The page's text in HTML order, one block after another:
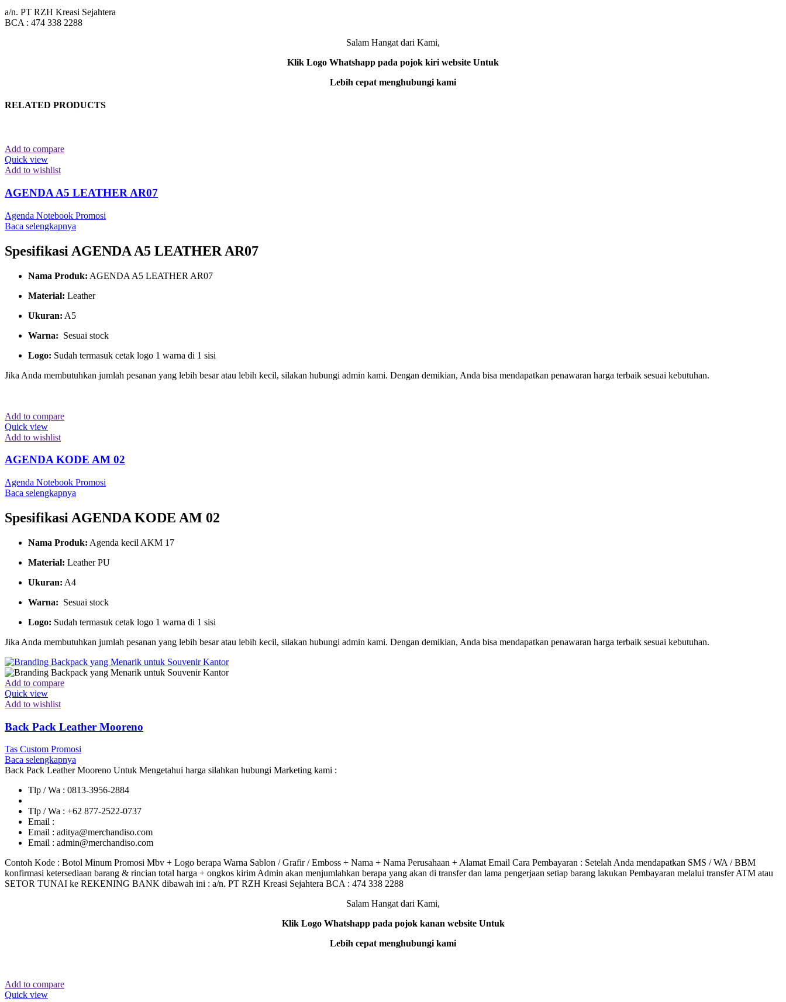
a/n. PT RZH Kreasi Sejahtera
BCA : 474 338 2288
Salam Hangat dari Kami,
Klik Logo Whatshapp pada pojok kiri website Untuk
Lebih cepat menghubungi kami
RELATED PRODUCTS
Add to compare
Quick view
Add to wishlist
AGENDA A5 LEATHER AR07
Agenda Notebook Promosi
Baca selengkapnya
Spesifikasi AGENDA A5 LEATHER AR07
Nama Produk: AGENDA A5 LEATHER AR07
Material: Leather
Ukuran: A5
Warna: Sesuai stock
Logo: Sudah termasuk cetak logo 1 warna di 1 sisi
Jika Anda membutuhkan jumlah pesanan yang lebih besar atau lebih kecil, silakan hubungi admin kami. Dengan demikian, Anda bisa mendapatkan penawaran harga terbaik sesuai kebutuhan.
Add to compare
Quick view
Add to wishlist
AGENDA KODE AM 02
Agenda Notebook Promosi
Baca selengkapnya
Spesifikasi AGENDA KODE AM 02
Nama Produk: Agenda kecil AKM 17
Material: Leather PU
Ukuran: A4
Warna: Sesuai stock
Logo: Sudah termasuk cetak logo 1 warna di 1 sisi
Jika Anda membutuhkan jumlah pesanan yang lebih besar atau lebih kecil, silakan hubungi admin kami. Dengan demikian, Anda bisa mendapatkan penawaran harga terbaik sesuai kebutuhan.
Add to compare
Quick view
Add to wishlist
Back Pack Leather Mooreno
Tas Custom Promosi
Baca selengkapnya
Back Pack Leather Mooreno Untuk Mengetahui harga silahkan hubungi Marketing kami :
Tlp / Wa : 0813-3956-2884
Tlp / Wa : +62 877-2522-0737
Email :
Email : aditya@merchandiso.com
Email : admin@merchandiso.com
Contoh Kode : Botol Minum Promosi Mbv + Logo berapa Warna Sablon / Grafir / Emboss + Nama + Nama Perusahaan + Alamat Email Cara Pembayaran : Setelah Anda mendapatkan SMS / WA / BBM
konfirmasi ketersediaan barang & rincian total harga + ongkos kirim Admin akan menjumlahkan berapa yang akan di transfer dan lama pengerjaan setiap barang lakukan Pembayaran melalui transfer ATM atau
SETOR TUNAI ke REKENING BANK dibawah ini : a/n. PT RZH Kreasi Sejahtera BCA : 474 338 2288
Salam Hangat dari Kami,
Klik Logo Whatshapp pada pojok kanan website Untuk
Lebih cepat menghubungi kami
Add to compare
Quick view